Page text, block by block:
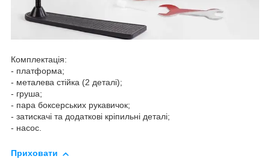
Комплектація:
- платформа;
- металева стійка (2 деталі);
- груша;
- пара боксерських рукавичок;
- затискачі та додаткові кріпильні деталі;
- насос.
Приховати